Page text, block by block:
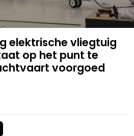
elektrische vliegtuig
op het punt te
voorgoed
via Mailvia link